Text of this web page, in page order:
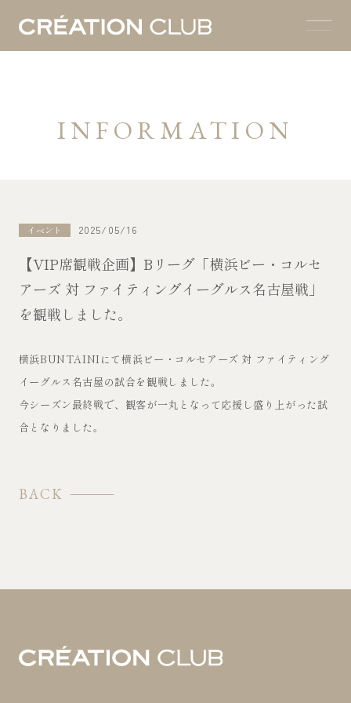
INFORMATION
イベント 2025/05/16
【VIP席観戦企画】Bリーグ「横浜ビー・コルセ
アーズ 対 ファイティングイーグルス名古屋戦」
を観戦しました。
横浜BUNTAINIにて横浜ビー・コルセアーズ 対 ファイティング
イーグルス名古屋の試合を観戦しました。
今シーズン最終戦で、観客が一丸となって応援し盛り上がった試
合となりました。
BACK